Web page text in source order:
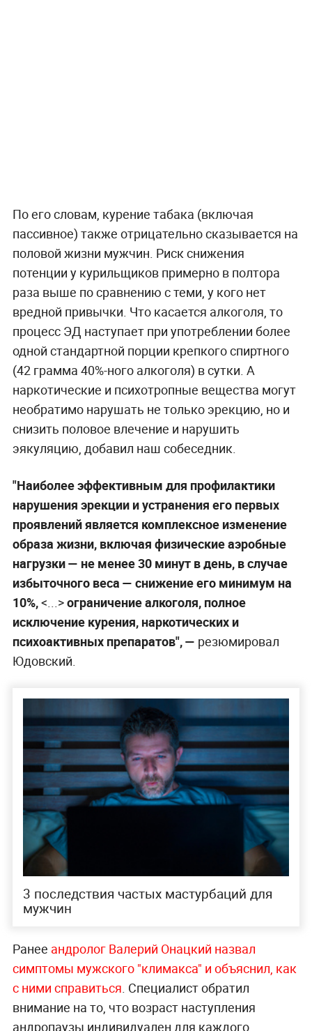
По его словам, курение табака (включая
пассивное) также отрицательно сказывается на
половой жизни мужчин. Риск снижения
потенции у курильщиков примерно в полтора
раза выше по сравнению с теми, у кого нет
вредной привычки. Что касается алкоголя, то
процесс ЭД наступает при употреблении более
одной стандартной порции крепкого спиртного
(42 грамма 40%-ного алкоголя) в сутки. А
наркотические и психотропные вещества могут
необратимо нарушать не только эрекцию, но и
снизить половое влечение и нарушить
эякуляцию, добавил наш собеседник.
"Наиболее эффективным для профилактики
нарушения эрекции и устранения его первых
проявлений является комплексное изменение
образа жизни, включая физические аэробные
нагрузки — не менее 30 минут в день, в случае
избыточного веса — снижение его минимум на
10%,<...>ограничение алкоголя, полное
исключение курения, наркотических и
психоактивных препаратов", — резюмировал
Юдовский.
3 последствия частых мастурбаций для
мужчин
Ранее андролог Валерий Онацкий назвал
симптомы мужского "климакса" и объяснил, как
с ними справиться. Специалист обратил
внимание на то, что возраст наступления
андропаузы индивидуален для каждого